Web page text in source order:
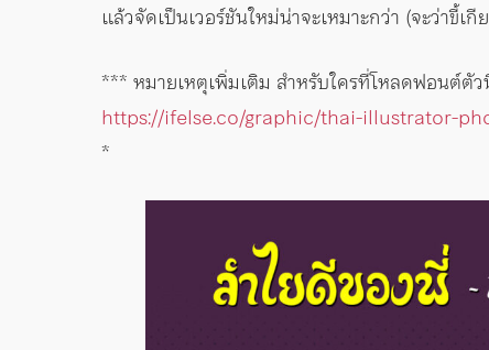
แล้วจัดเป็นเวอร์ชันใหม่น่าจะเหมาะกว่า (จะว่าขี้เ
*** หมายเหตุเพิ่มเติม สำหรับใครที่โหลดฟอนต์ตั
https://ifelse.co/graphic/thai-illustrator-
*